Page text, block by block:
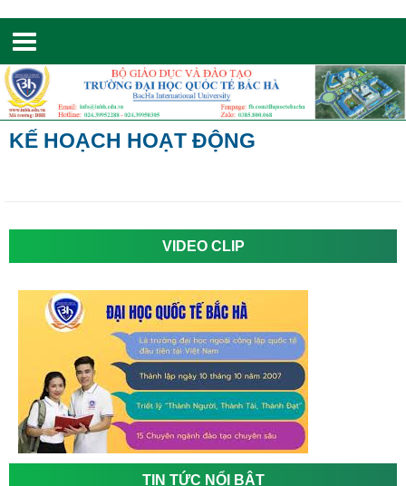
Toggle
navigation
KẾ HOẠCH HOẠT ĐỘNG
VIDEO CLIP
TIN TỨC NỔI BẬT